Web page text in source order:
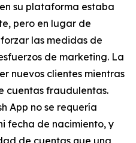
su plataforma estaba
pero en lugar de
las medidas de
de marketing. La
nuevos clientes mientras
cuentas fraudulentas.
App no ​​se requería
fecha de nacimiento, y
de cuentas que una